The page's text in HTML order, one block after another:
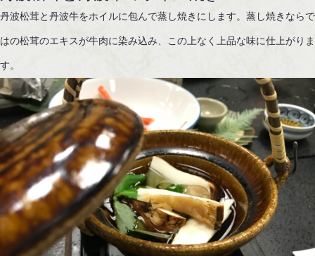
丹波松茸と丹波牛をホイルに包んで蒸し焼きにします。蒸し焼きならで
はの松茸のエキスが牛肉に染み込み、この上なく上品な味に仕上がりま
す。